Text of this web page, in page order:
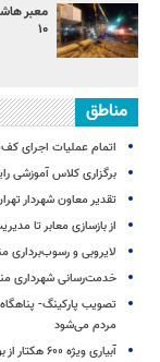
معبر
۱۰
مناطق
اتمام عملیات اجرای
برگزاری کلاس آموزشی
تقدیر معاون شهردار تهران از
از بازسازی معابر تا
لایروبی و رسوب‌برداری
خدمت‌رسانی شهرداری منطقه ۱۱ به ۱۰۰ هزار زائر
مردم می‌شود
آبیاری ویژه ۶۰۰ هکتار از بوستان جنگلی سرخه‌حصار